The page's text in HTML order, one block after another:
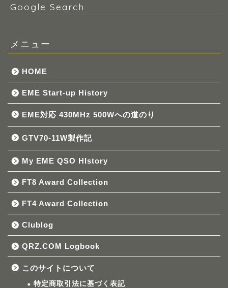
Google Search
メニュー
HOME
EME Start-up History
EME対応 430MHz 500Wへの道のり
GTV70-11W製作記
My EME QSO HIstory
FT8 Award Collection
FT4 Award Collection
Clublog
QRZ.COM Logbook
このサイトについて
特定商取引法に基づく表記